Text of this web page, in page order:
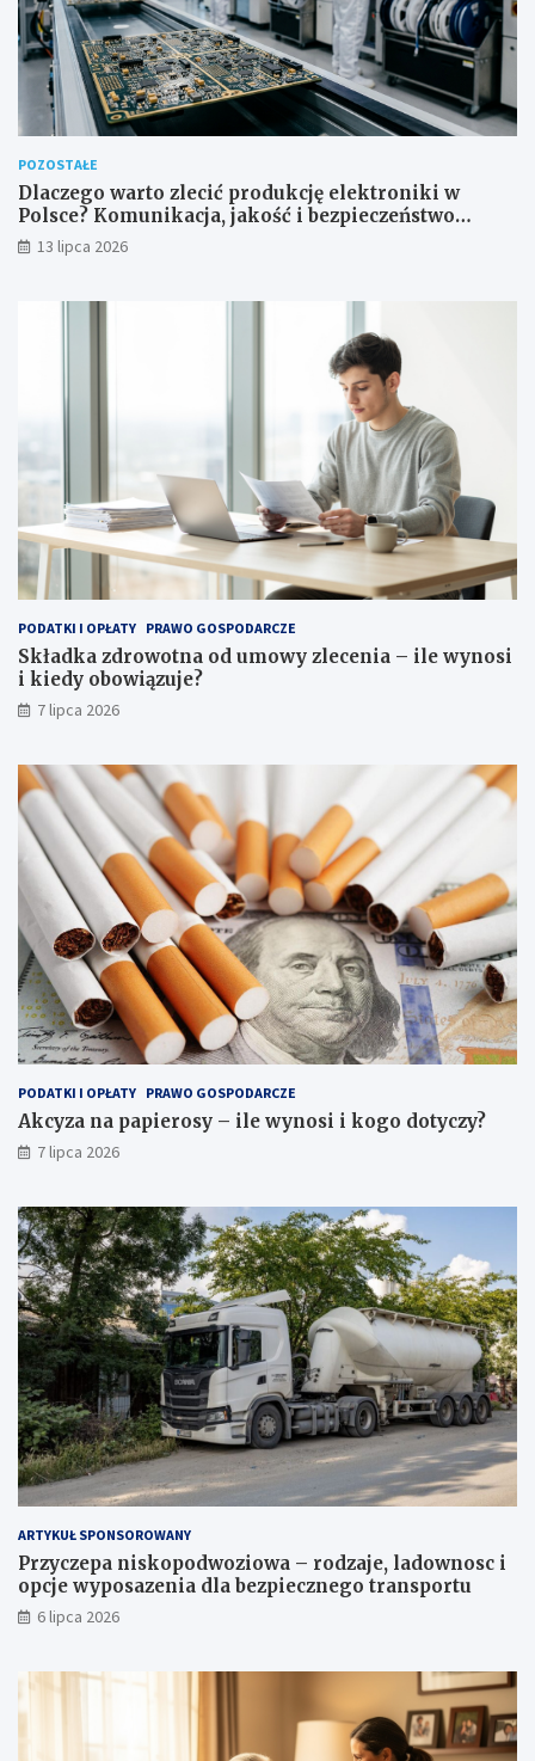
POZOSTAŁE
Dlaczego warto zlecić produkcję elektroniki w
Polsce? Komunikacja, jakość i bezpieczeństwo
dostaw
13 lipca 2026
PODATKI I OPŁATY PRAWO GOSPODARCZE
Składka zdrowotna od umowy zlecenia – ile wynosi
i kiedy obowiązuje?
7 lipca 2026
PODATKI I OPŁATY PRAWO GOSPODARCZE
Akcyza na papierosy – ile wynosi i kogo dotyczy?
7 lipca 2026
ARTYKUŁ SPONSOROWANY
Przyczepa niskopodwoziowa – rodzaje, ladownosc i
opcje wyposazenia dla bezpiecznego transportu
6 lipca 2026